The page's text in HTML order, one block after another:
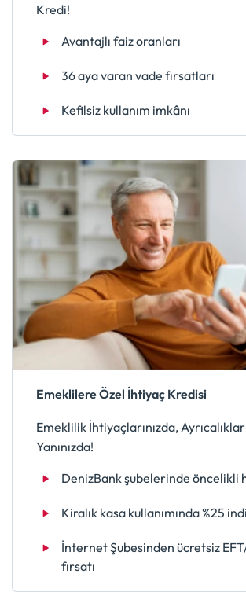
Kredi!
Avantajlı faiz oranları
36 aya varan vade fırsatları
Kefilsiz kullanım imkânı
Emeklilere Özel İhtiyaç Kredisi
Emeklilik İhtiyaçlarınızda,
Yanınızda!
DenizBank şubelerinde öncelikli
Kiralık kasa kullanımında %25
İnternet Şubesinden ücretsiz
fırsatı